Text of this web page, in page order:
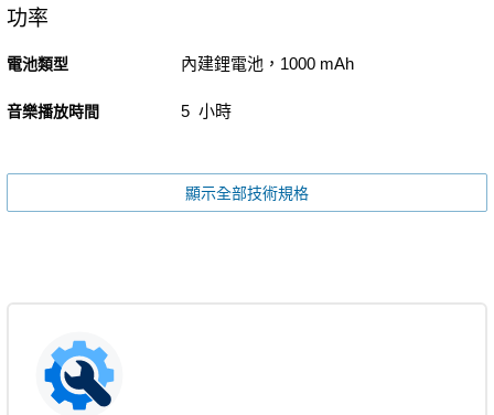
功率
電池類型 內建鋰電池，1000 mAh
音樂播放時間 5 小時
顯示全部技術規格